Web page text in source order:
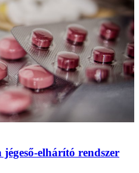
jégeső-elhárító rendszer